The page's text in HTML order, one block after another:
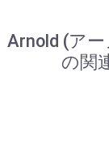
Arnold (ア
の関